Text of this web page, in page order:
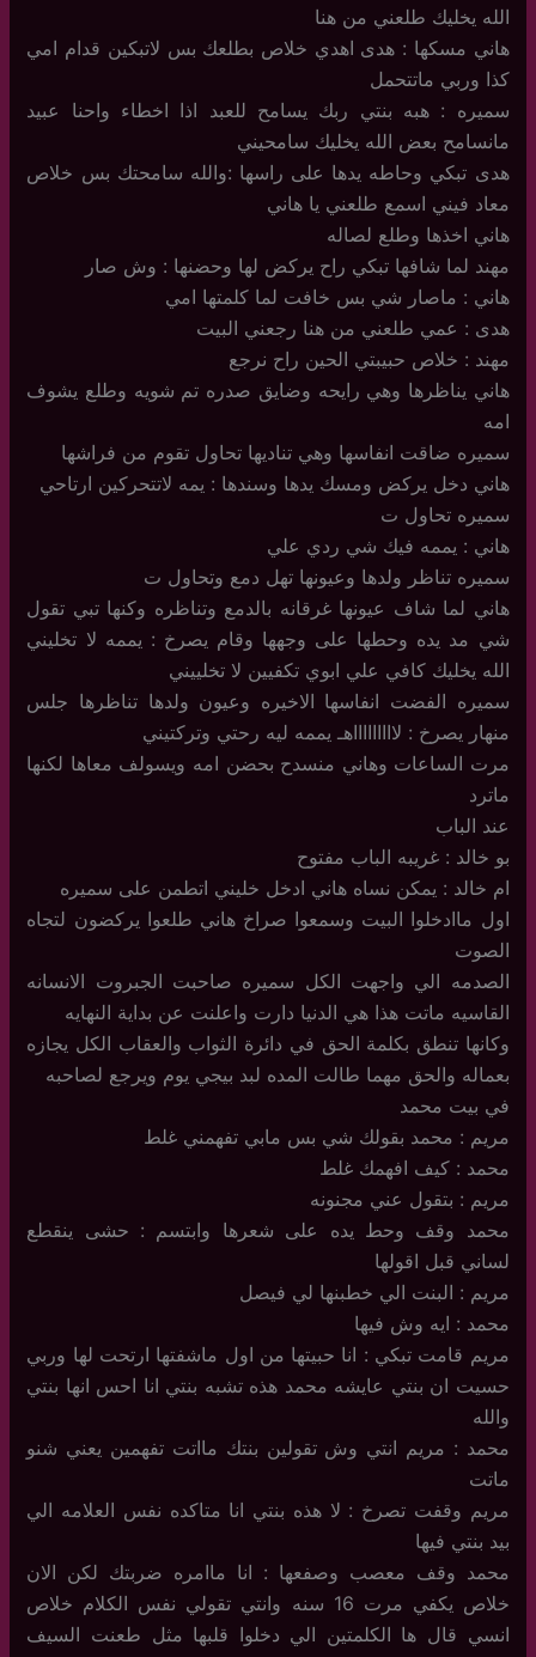
الله يخليك طلعني من هنا
هاني مسكها : هدى اهدي خلاص بطلعك بس لاتبكين قدام امي
كذا وربي ماتتحمل
سميره : هبه بنتي ربك يسامح للعبد اذا اخطاء واحنا عبيد
مانسامح بعض الله يخليك سامحيني
هدى تبكي وحاطه يدها على راسها :والله سامحتك بس خلاص
معاد فيني اسمع طلعني يا هاني
هاني اخذها وطلع لصاله
مهند لما شافها تبكي راح يركض لها وحضنها : وش صار
هاني : ماصار شي بس خافت لما كلمتها امي
هدى : عمي طلعني من هنا رجعني البيت
مهند : خلاص حبيبتي الحين راح نرجع
هاني يناظرها وهي رايحه وضايق صدره تم شويه وطلع يشوف
امه
سميره ضاقت انفاسها وهي تناديها تحاول تقوم من فراشها
هاني دخل يركض ومسك يدها وسندها : يمه لاتتحركين ارتاحي
سميره تحاول ت
هاني : يممه فيك شي ردي علي
سميره تناظر ولدها وعيونها تهل دمع وتحاول ت
هاني لما شاف عيونها غرقانه بالدمع وتناظره وكنها تبي تقول
شي مد يده وحطها على وجهها وقام يصرخ : يممه لا تخليني
الله يخليك كافي علي ابوي تكفيين لا تخلييني
سميره الفضت انفاسها الاخيره وعيون ولدها تناظرها جلس
منهار يصرخ : لاااااااااهـ يممه ليه رحتي وتركتيني
مرت الساعات وهاني منسدح بحضن امه ويسولف معاها لكنها
ماترد
عند الباب
بو خالد : غريبه الباب مفتوح
ام خالد : يمكن نساه هاني ادخل خليني اتطمن على سميره
اول ماادخلوا البيت وسمعوا صراخ هاني طلعوا يركضون لتجاه
الصوت
الصدمه الي واجهت الكل سميره صاحبت الجبروت الانسانه
القاسيه ماتت هذا هي الدنيا دارت واعلنت عن بداية النهايه
وكانها تنطق بكلمة الحق في دائرة الثواب والعقاب الكل يجازه
بعماله والحق مهما طالت المده لبد بيجي يوم ويرجع لصاحبه
في بيت محمد
مريم : محمد بقولك شي بس مابي تفهمني غلط
محمد : كيف افهمك غلط
مريم : بتقول عني مجنونه
محمد وقف وحط يده على شعرها وابتسم : حشى ينقطع
لساني قبل اقولها
مريم : البنت الي خطبنها لي فيصل
محمد : ايه وش فيها
مريم قامت تبكي : انا حبيتها من اول ماشفتها ارتحت لها وربي
حسيت ان بنتي عايشه محمد هذه تشبه بنتي انا احس انها بنتي
والله
محمد : مريم انتي وش تقولين بنتك مااتت تفهمين يعني شنو
ماتت
مريم وقفت تصرخ : لا هذه بنتي انا متاكده نفس العلامه الي
بيد بنتي فيها
محمد وقف معصب وصفعها : انا ماامره ضربتك لكن الان
خلاص يكفي مرت 16 سنه وانتي تقولي نفس الكلام خلاص
انسي قال ها الكلمتين الي دخلوا قلبها مثل طعنت السيف